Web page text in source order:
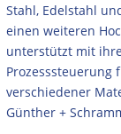
Stahl, Edelstahl
einen weiteren
unterstützt mit
Prozesssteuerung
verschiedener
Günther +